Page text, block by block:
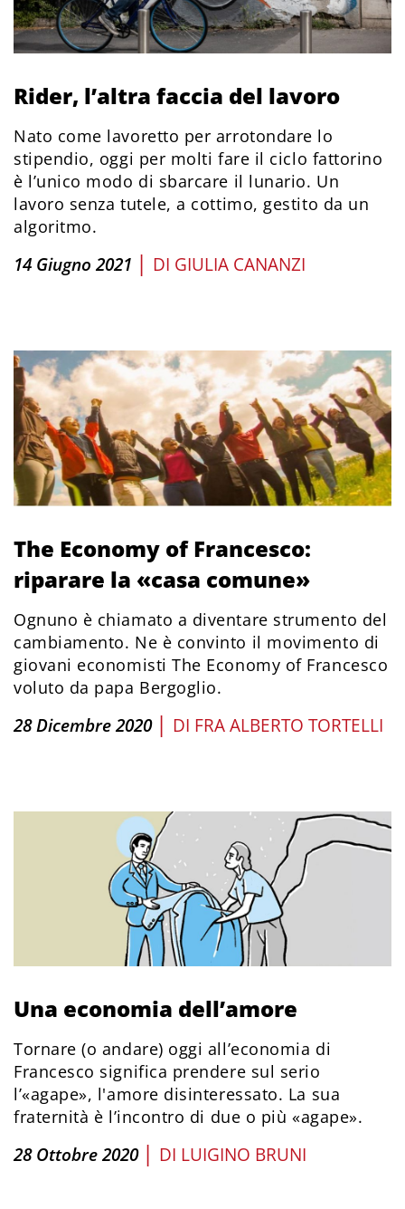
Rider, l’altra faccia del lavoro
Nato come lavoretto per arrotondare lo
stipendio, oggi per molti fare il ciclo fattorino
è l’unico modo di sbarcare il lunario. Un
lavoro senza tutele, a cottimo, gestito da un
algoritmo.
14 Giugno 2021 | DI GIULIA CANANZI
The Economy of Francesco:
riparare la «casa comune»
Ognuno è chiamato a diventare strumento del
cambiamento. Ne è convinto il movimento di
giovani economisti The Economy of Francesco
voluto da papa Bergoglio.
28 Dicembre 2020 | DI FRA ALBERTO TORTELLI
Una economia dell’amore
Tornare (o andare) oggi all’economia di
Francesco significa prendere sul serio
l’«agape», l'amore disinteressato. La sua
fraternità è l’incontro di due o più «agape».
28 Ottobre 2020 | DI LUIGINO BRUNI